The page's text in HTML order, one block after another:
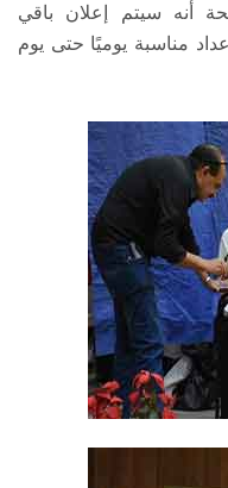
أنه سيتم إعلان باقي
مناسبة يوميًا حتى يوم